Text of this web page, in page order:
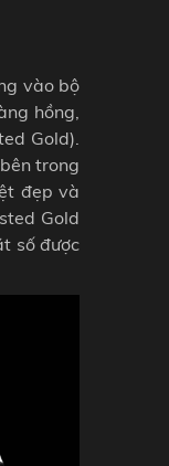
vào bộ
hồng,
Gold).
trong
đẹp và
Gold
số được